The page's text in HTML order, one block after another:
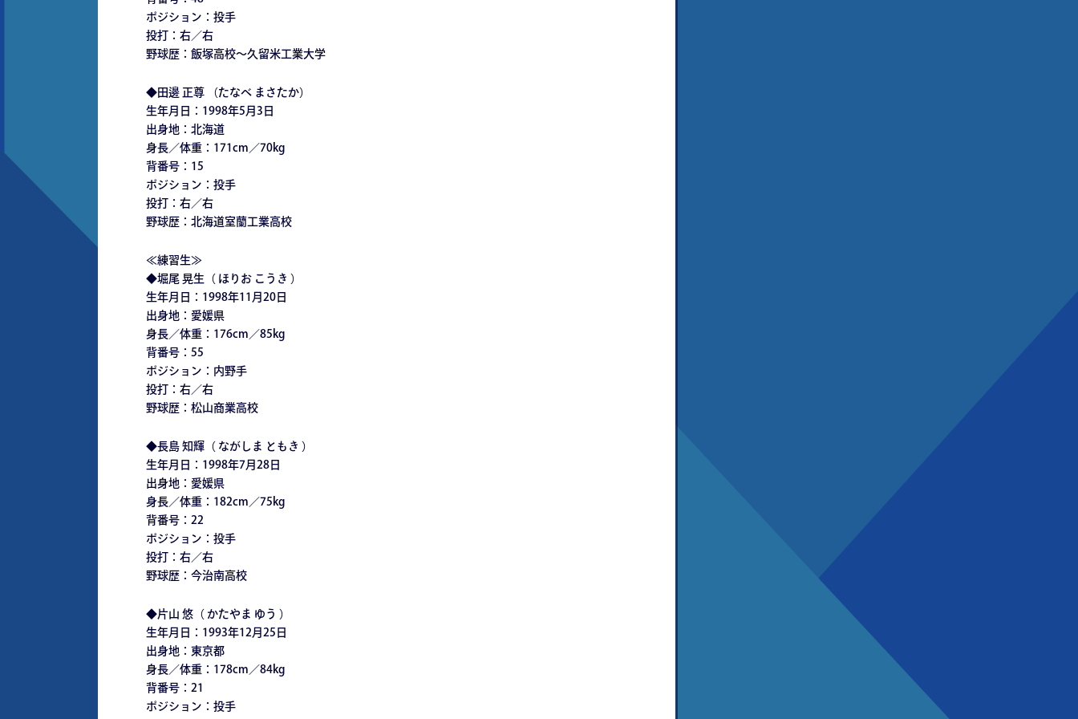
ポジション：投手
投打：右／右
野球歴：飯塚高校～久留米工業大学
◆田邊 正尊 （たなべ まさたか）
生年月日：1998年5月3日
出身地：北海道
身長／体重：171cm／70kg
背番号：15
ポジション：投手
投打：右／右
野球歴：北海道室蘭工業高校
≪練習生≫
◆堀尾 晃生（ ほりお こうき ）
生年月日：1998年11月20日
出身地：愛媛県
身長／体重：176cm／85kg
背番号：55
ポジション：内野手
投打：右／右
野球歴：松山商業高校
◆長島 知輝（ ながしま ともき ）
生年月日：1998年7月28日
出身地：愛媛県
身長／体重：182cm／75kg
背番号：22
ポジション：投手
投打：右／右
野球歴：今治南高校
◆片山 悠（ かたやま ゆう ）
生年月日：1993年12月25日
出身地：東京都
身長／体重：178cm／84kg
背番号：21
ポジション：投手